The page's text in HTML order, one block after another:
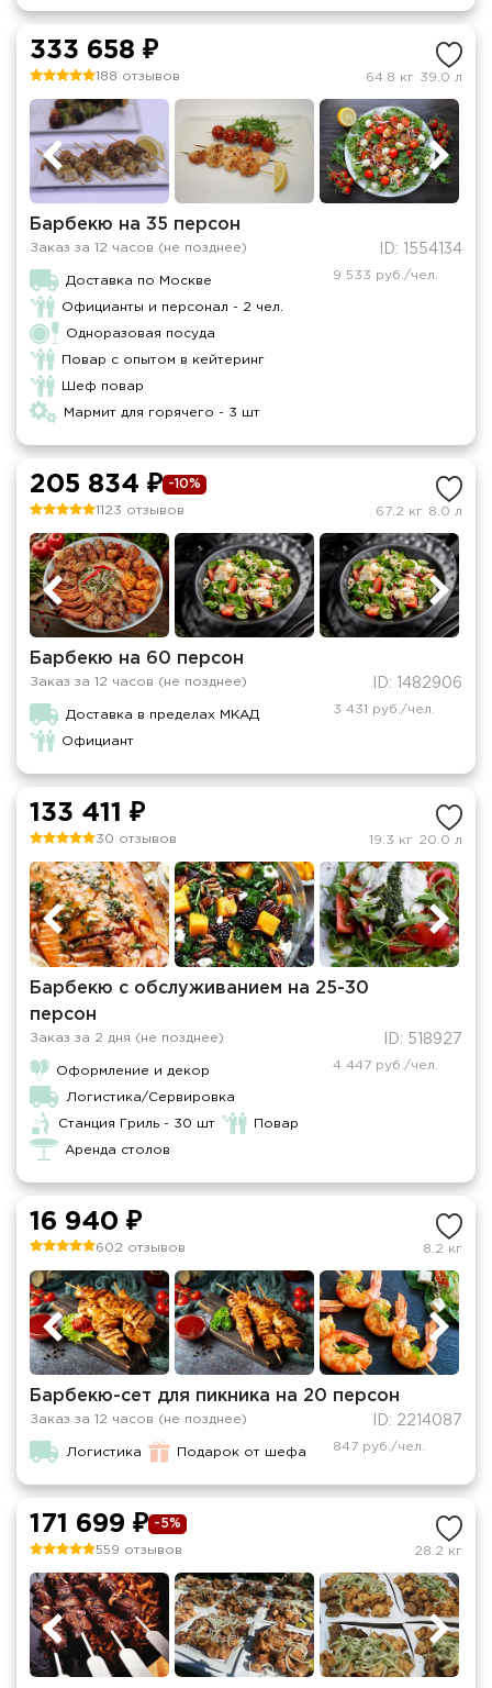
333 658 ₽
188 отзывов 64.8 кг 39.0 л
Барбекю на 35 персон
Заказ за 12 часов (не позднее) ID: 1554134
Доставка по Москве
Официанты и персонал - 2 чел.
Одноразовая посуда
Повар с опытом в кейтеринг
Шеф повар
Мармит для горячего - 3 шт
9 533 руб./чел.
205 834 ₽ -10%
1123 отзывов 67.2 кг 8.0 л
Барбекю на 60 персон
Заказ за 12 часов (не позднее) ID: 1482906
Доставка в пределах МКАД
Официант
3 431 руб./чел.
133 411 ₽
30 отзывов 19.3 кг 20.0 л
Барбекю с обслуживанием на 25-30
персон
Заказ за 2 дня (не позднее) ID: 518927
Оформление и декор
Логистика/Сервировка
Станция Гриль - 30 шт Повар
Аренда столов
4 447 руб./чел.
16 940 ₽
602 отзывов 8.2 кг
Барбекю-сет для пикника на 20 персон
Заказ за 12 часов (не позднее) ID: 2214087
Логистика Подарок от шефа 847 руб./чел.
171 699 ₽ -5%
559 отзывов 28.2 кг